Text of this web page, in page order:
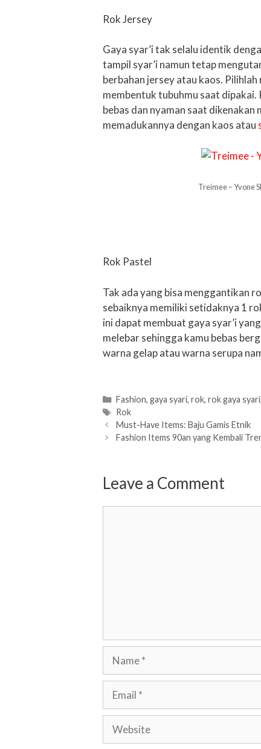
Rok Jersey
Gaya syar’i tak selalu identik
tampil syar’i namun tetap
berbahan jersey atau kaos.
membentuk tubuhmu saat dipakai.
bebas dan nyaman saat dikenakan
memadukannya dengan kaos atau
Treimee – Yvone
Rok Pastel
Tak ada yang bisa menggantikan
sebaiknya memiliki setidaknya 1
ini dapat membuat gaya syar’i
melebar sehingga kamu bebas
warna gelap atau warna serupa
Categories
Fashion, gaya syari, rok, rok gaya syari,
Tags
Rok
Must-Have Items: Baju Gamis Etnik
Fashion Items 90an yang Kembali
Leave a Comment